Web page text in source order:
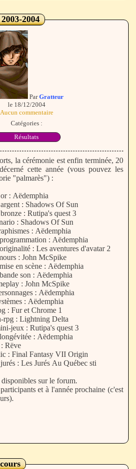
2004
ParGratteur
le 18/12/2004
Aucun commentaire
Catégories :
Résultats
la cérémonie est enfin terminée, 20
cette année (vous pouvez les
"palmarès") :
: Aëdemphia
: Shadows Of Sun
: Rutipa's quest 3
: Shadows Of Sun
: Aëdemphia
: Aëdemphia
: Les aventures d'avatar 2
: John McSpike
en scène : Aëdemphia
son : Aëdemphia
: John McSpike
: Aëdemphia
: Aëdemphia
: Fur et Chrome 1
rpg : Lightning Delta
jeux : Rutipa's quest 3
: Aëdemphia
Rëve
: Final Fantasy VII Origin
: Les Jurés Au Québec sti
sur le forum.
et à l'année prochaine (c'est